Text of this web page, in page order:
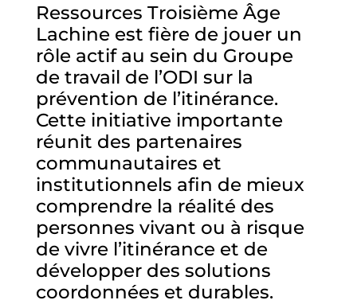
Ressources Troisième Âge
Lachine est fière de jouer un
rôle actif au sein du Groupe
de travail de l’ODI sur la
prévention de l’itinérance.
Cette initiative importante
réunit des partenaires
communautaires et
institutionnels afin de mieux
comprendre la réalité des
personnes vivant ou à risque
de vivre l’itinérance et de
développer des solutions
coordonnées et durables.